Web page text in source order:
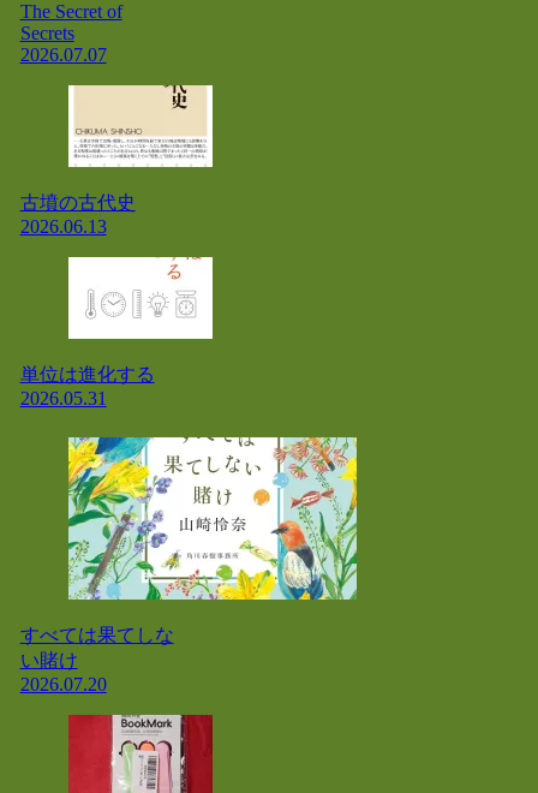
The Secret of
Secrets
2026.07.07
古墳の古代史
2026.06.13
単位は進化する
2026.05.31
すべては果てしな
い賭け
2026.07.20